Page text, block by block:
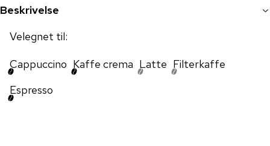
Beskrivelse
Velegnet til:
Cappuccino Kaffe crema Latte Filterkaffe
Espresso